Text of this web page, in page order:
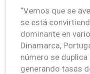
“Vemos que se
se está
dominante en
Dinamarca,
número se
generando tasas